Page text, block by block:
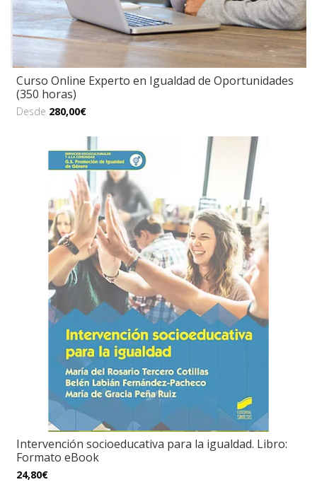
Curso Online Experto en Igualdad de Oportunidades
(350 horas)
Desde 280,00€
Intervención socioeducativa para la igualdad. Libro:
Formato eBook
24,80€